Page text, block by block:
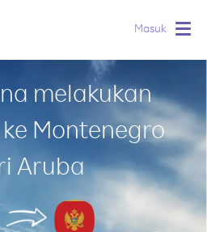
Masuk
melakukan
Montenegro
Aruba